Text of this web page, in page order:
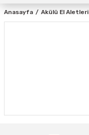
Anasayfa Akülü El Aletleri